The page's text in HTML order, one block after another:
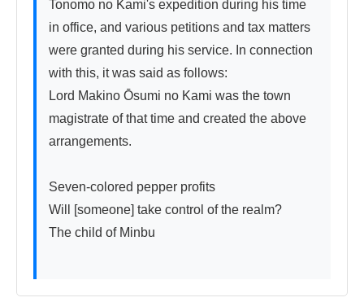
Tonomo no Kami's expedition during his time
in office, and various petitions and tax matters
were granted during his service. In connection
with this, it was said as follows:
Lord Makino Ōsumi no Kami was the town
magistrate of that time and created the above
arrangements.
Seven-colored pepper profits
Will [someone] take control of the realm?
The child of Minbu